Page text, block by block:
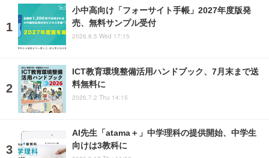
小中高向け「フォーサイト手帳」2027年度版発
売、無料サンプル受付
2026.8.5 Wed 17:15
ICT教育環境整備活用ハンドブック、7月末まで送
料無料に
2026.7.2 Thu 14:15
AI先生「atama＋」中学理科の提供開始、中学生
向けは3教科に